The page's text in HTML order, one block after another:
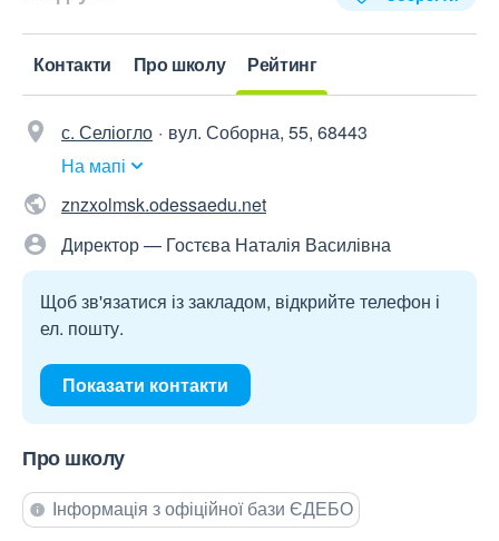
Контакти Про школу Рейтинг
с. Селіогло
вул. Соборна, 55, 68443
На мапі
znzxolmsk.odessaedu.net
Директор — Гостєва Наталія Василівна
Щоб зв'язатися із закладом, відкрийте телефон і
ел. пошту.
Показати контакти
Про школу
Інформація з офіційної бази ЄДЕБО